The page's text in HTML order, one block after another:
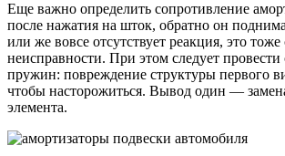
Еще важно определить сопротивление
после нажатия на шток, обратно он
или же вовсе отсутствует реакция, это тоже
неисправности. При этом следует провести
пружин: повреждение структуры первого
чтобы насторожиться. Вывод один —
элемента.